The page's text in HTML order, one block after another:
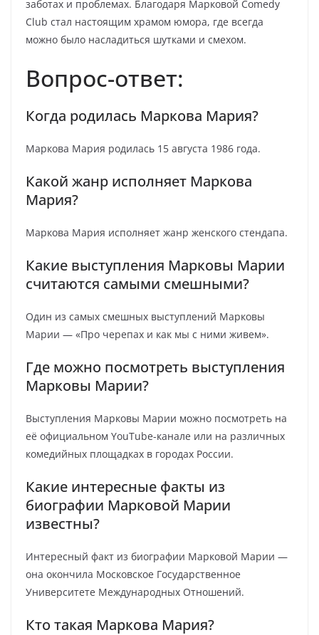
заботах и проблемах. Благодаря Марковой Comedy
Club стал настоящим храмом юмора, где всегда
можно было насладиться шутками и смехом.
Вопрос-ответ:
Когда родилась Маркова Мария?
Маркова Мария родилась 15 августа 1986 года.
Какой жанр исполняет Маркова
Мария?
Маркова Мария исполняет жанр женского стендапа.
Какие выступления Марковы Марии
считаются самыми смешными?
Один из самых смешных выступлений Марковы
Марии — «Про черепах и как мы с ними живем».
Где можно посмотреть выступления
Марковы Марии?
Выступления Марковы Марии можно посмотреть на
её официальном YouTube-канале или на различных
комедийных площадках в городах России.
Какие интересные факты из
биографии Марковой Марии
известны?
Интересный факт из биографии Марковой Марии —
она окончила Московское Государственное
Университете Международных Отношений.
Кто такая Маркова Мария?